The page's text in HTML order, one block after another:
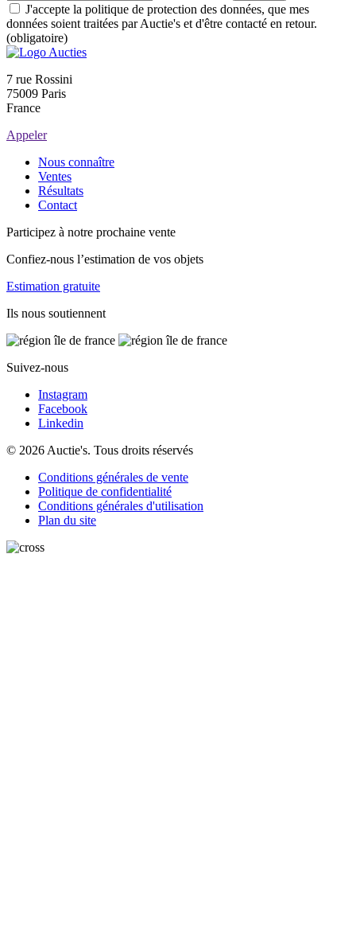
J'accepte la politique de protection des données, que mes
données soient traitées par Auctie's et d'être contacté en retour.
(obligatoire)
7 rue Rossini
75009 Paris
France
Appeler
Nous connaître
Ventes
Résultats
Contact
Participez à notre prochaine vente
Confiez-nous l’estimation de vos objets
Estimation gratuite
Ils nous soutiennent
Suivez-nous
Instagram
Facebook
Linkedin
© 2026 Auctie's. Tous droits réservés
Conditions générales de vente
Politique de confidentialité
Conditions générales d'utilisation
Plan du site